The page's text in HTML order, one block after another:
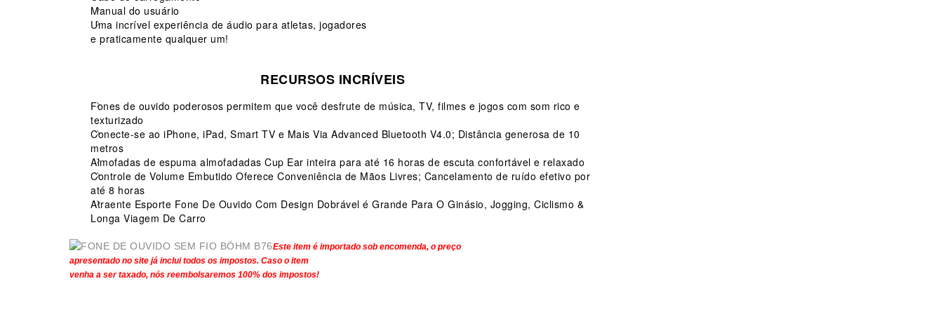
Manual do usuário
Uma incrível experiência de áudio para atletas, jogadores
e praticamente qualquer um!
RECURSOS INCRÍVEIS
Fones de ouvido poderosos permitem que você desfrute de música, TV, filmes e jogos com som rico e
texturizado
Conecte-se ao iPhone, iPad, Smart TV e Mais Via Advanced Bluetooth V4.0; Distância generosa de 10
metros
Almofadas de espuma almofadadas Cup Ear inteira para até 16 horas de escuta confortável e relaxado
Controle de Volume Embutido Oferece Conveniência de Mãos Livres; Cancelamento de ruído efetivo por
até 8 horas
Atraente Esporte Fone De Ouvido Com Design Dobrável é Grande Para O Ginásio, Jogging, Ciclismo &
Longa Viagem De Carro
Este item é importado sob encomenda, o preço
apresentado no site já inclui todos os impostos. Caso o item
venha a ser taxado, nós reembolsaremos 100% dos impostos!